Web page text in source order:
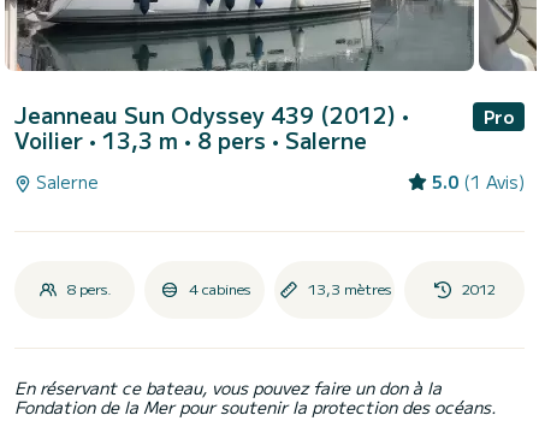
Jeanneau Sun Odyssey 439 (2012) •
Voilier • 13,3 m • 8 pers • Salerne
Pro
Salerne 5.0 (1 Avis)
8 pers. 4 cabines 13,3 mètres 2012
En réservant ce bateau, vous pouvez faire un don à la
Fondation de la Mer pour soutenir la protection des océans.